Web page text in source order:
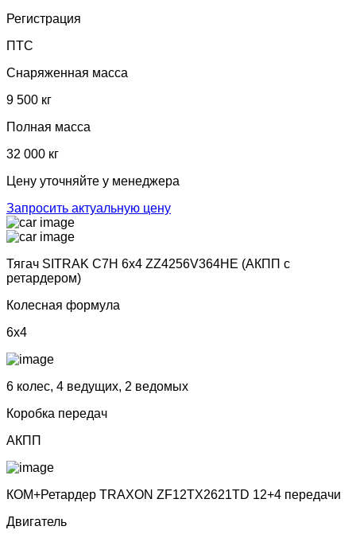
Регистрация
ПТС
Снаряженная масса
9 500 кг
Полная масса
32 000 кг
Цену уточняйте у менеджера
Запросить актуальную цену
Тягач SITRAK C7H 6х4 ZZ4256V364HE (АКПП с
ретардером)
Колесная формула
6x4
6 колес, 4 ведущих, 2 ведомых
Коробка передач
АКПП
КОМ+Ретардер TRAXON ZF12TX2621TD 12+4 передачи
Двигатель